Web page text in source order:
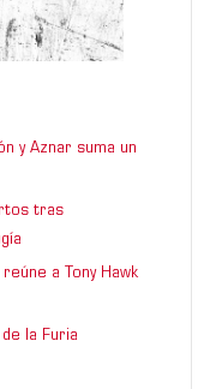
y Aznar suma un
tras
a Tony Hawk
la Furia